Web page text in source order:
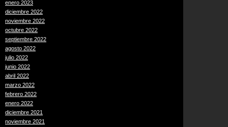
enero 2023
diciembre 2022
noviembre 2022
octubre 2022
septiembre 2022
agosto 2022
julio 2022
junio 2022
abril 2022
marzo 2022
febrero 2022
enero 2022
diciembre 2021
noviembre 2021